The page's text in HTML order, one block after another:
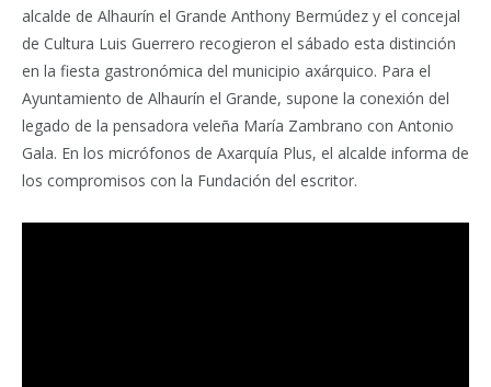
alcalde de Alhaurín el Grande Anthony Bermúdez y el concejal
de Cultura Luis Guerrero recogieron el sábado esta distinción
en la fiesta gastronómica del municipio axárquico. Para el
Ayuntamiento de Alhaurín el Grande, supone la conexión del
legado de la pensadora veleña María Zambrano con Antonio
Gala. En los micrófonos de Axarquía Plus, el alcalde informa de
los compromisos con la Fundación del escritor.